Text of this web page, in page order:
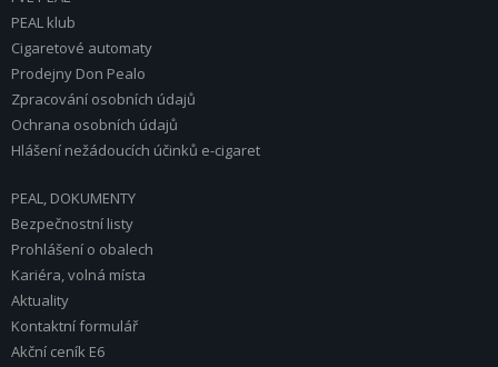
PEAL klub
Cigaretové automaty
Prodejny Don Pealo
Zpracování osobních údajů
Ochrana osobních údajů
Hlášení nežádoucích účinků e-cigaret
PEAL, DOKUMENTY
Bezpečnostní listy
Prohlášení o obalech
Kariéra, volná místa
Aktuality
Kontaktní formulář
Akční ceník E6